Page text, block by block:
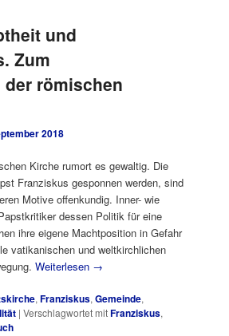
und
Zum
der römischen
2018
Kirche rumort es gewaltig. Die
Franziskus gesponnen werden, sind
Motive offenkundig. Inner- wie
dessen Politik für eine
ihre eigene Machtposition in Gefahr
vatikanischen und weltkirchlichen
Weiterlesen →
,Franziskus,Gemeinde,
|Verschlagwortet mitFranziskus,